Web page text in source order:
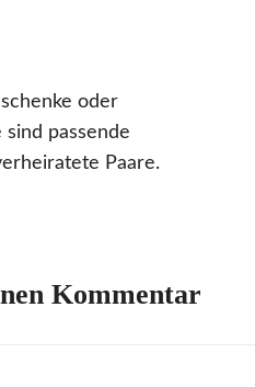
oder
sind passende
Paare.
Kommentar